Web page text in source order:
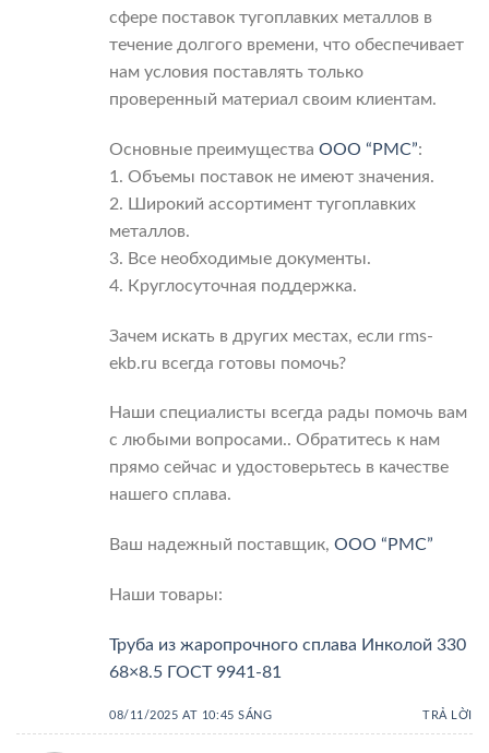
сфере поставок тугоплавких металлов в
течение долгого времени, что обеспечивает
нам условия поставлять только
проверенный материал своим клиентам.
Основные преимущества ООО “РМС”:
1. Объемы поставок не имеют значения.
2. Широкий ассортимент тугоплавких
металлов.
3. Все необходимые документы.
4. Круглосуточная поддержка.
Зачем искать в других местах, если rms-
ekb.ru всегда готовы помочь?
Наши специалисты всегда рады помочь вам
с любыми вопросами.. Обратитесь к нам
прямо сейчас и удостоверьтесь в качестве
нашего сплава.
Ваш надежный поставщик, ООО “РМС”
Наши товары:
Труба из жаропрочного сплава Инколой 330
68×8.5 ГОСТ 9941-81
08/11/2025 AT 10:45 SÁNG TRẢ LỜI